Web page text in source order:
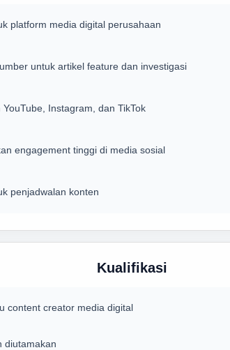
platform media digital perusahaan
untuk artikel feature dan investigasi
Instagram, dan TikTok
engagement tinggi di media sosial
penjadwalan konten
Kualifikasi
content creator media digital
diutamakan